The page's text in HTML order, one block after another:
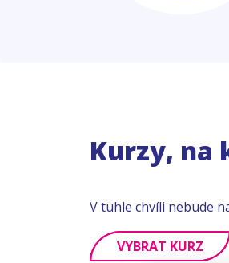
Kurzy, na
V tuhle chvíli nebude
VYBRAT KURZ